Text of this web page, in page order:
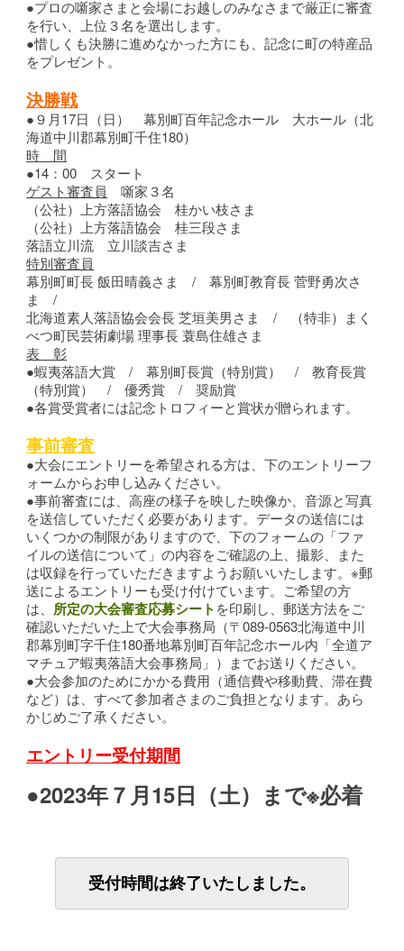
●プロの噺家さまと会場にお越しのみなさまで厳正に審査
を行い、上位３名を選出します。
●惜しくも決勝に進めなかった方にも、記念に町の特産品
をプレゼント。
決勝戦
●９月17日（日） 幕別町百年記念ホール 大ホール（北
海道中川郡幕別町千住180）
時 間
●14：00 スタート
ゲスト審査員
噺家３名
（公社）上方落語協会 桂かい枝さま
（公社）上方落語協会 桂三段さま
落語立川流 立川談吉さま
特別審査員
幕別町町長 飯田晴義さま / 幕別町教育長 菅野勇次さ
ま /
北海道素人落語協会会長 芝垣美男さま / （特非）まく
べつ町民芸術劇場 理事長 蓑島住雄さま
表 彰
●蝦夷落語大賞 / 幕別町長賞（特別賞） / 教育長賞
（特別賞） / 優秀賞 / 奨励賞
●各賞受賞者には記念トロフィーと賞状が贈られます。
事前審査
●大会にエントリーを希望される方は、下のエントリーフ
ォームからお申し込みください。
●事前審査には、高座の様子を映した映像か、音源と写真
を送信していただく必要があります。データの送信には
いくつかの制限がありますので、下のフォームの「ファ
イルの送信について」の内容をご確認の上、撮影、また
は収録を行っていただきますようお願いいたします。※郵
送によるエントリーも受け付けています。ご希望の方
は、 所定の大会審査応募シート を印刷し、郵送方法をご
確認いただいた上で大会事務局（〒089-0563北海道中川
郡幕別町字千住180番地幕別町百年記念ホール内「全道ア
マチュア蝦夷落語大会事務局」）までお送りください。
●大会参加のためにかかる費用（通信費や移動費、滞在費
など）は、すべて参加者さまのご負担となります。あら
かじめご了承ください。
エントリー受付期間
●2023年７月15日（土）まで※必着